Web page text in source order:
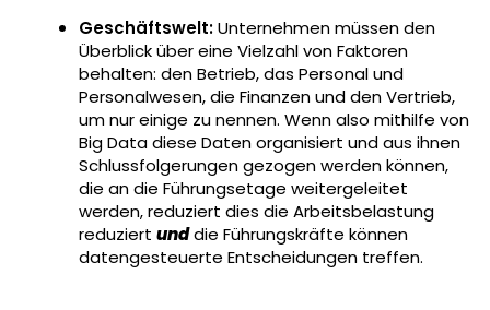
Geschäftswelt:Unternehmen müssen den
Überblick über eine Vielzahl von Faktoren
behalten: den Betrieb, das Personal und
Personalwesen, die Finanzen und den Vertrieb,
um nur einige zu nennen. Wenn also mithilfe von
Big Data diese Daten organisiert und aus ihnen
Schlussfolgerungen gezogen werden können,
die an die Führungsetage weitergeleitet
werden, reduziert dies die Arbeitsbelastung
reduziert unddie Führungskräfte können
datengesteuerte Entscheidungen treffen.